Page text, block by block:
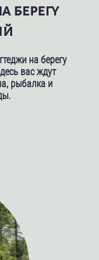
берегу
на берегу
вас ждут
рыбалка и